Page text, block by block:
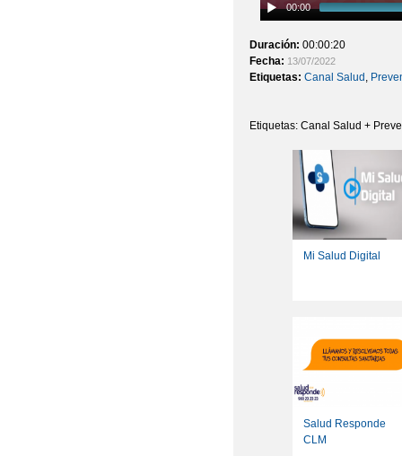
00:00
Duración: 00:00:20
Fecha: 13/07/2022
Etiquetas: Canal Salud
Etiquetas: Canal Salud +
Mi Salud Digital
Salud Responde
CLM